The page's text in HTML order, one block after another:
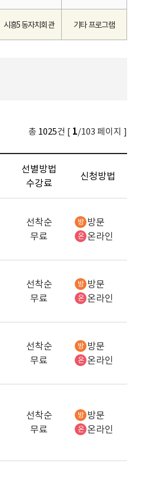
시흥5동자치회관 기타 프로그램
총 1025건 [ 1/103 페이지 ]
선별방법
수강료
신청방법
선착순
무료
방 방문
온 온라인
선착순
무료
방 방문
온 온라인
선착순
무료
방 방문
온 온라인
선착순
무료
방 방문
온 온라인